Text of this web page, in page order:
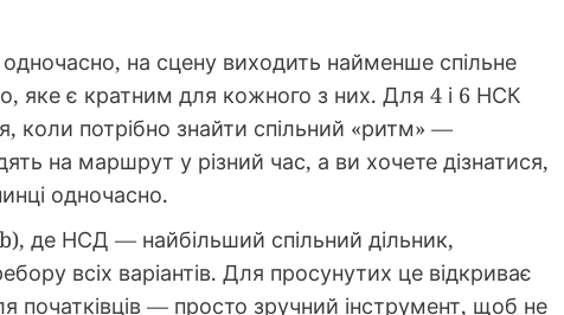
на сцену виходить найменше спільне
яке є кратним для кожного з них. Для 4 і 6 НСК
коли потрібно знайти спільний «ритм» —
на маршрут у різний час, а ви хочете дізнатися,
одночасно.
де НСД — найбільший спільний дільник,
всіх варіантів. Для просунутих це відкриває
початківців — просто зручний інструмент, щоб не